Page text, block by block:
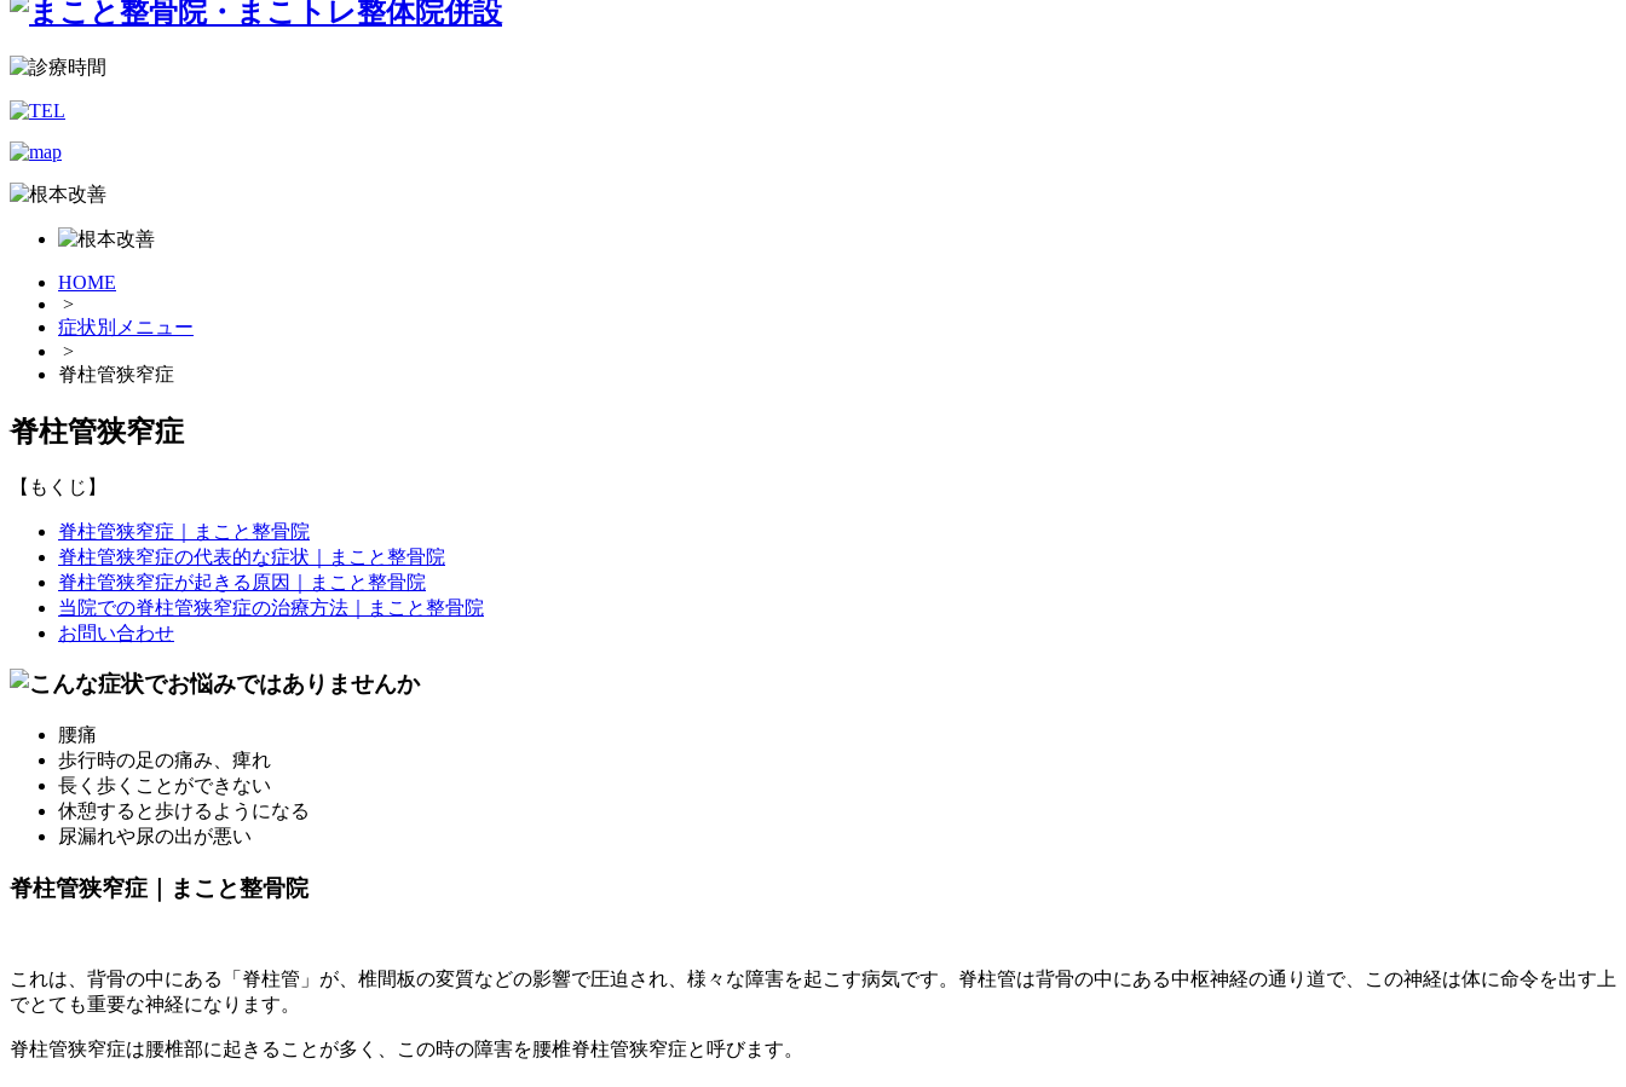
HOME
>
症状別メニュー
>
脊柱管狭窄症
脊柱管狭窄症
【もくじ】
脊柱管狭窄症｜まこと整骨院
脊柱管狭窄症の代表的な症状｜まこと整骨院
脊柱管狭窄症が起きる原因｜まこと整骨院
当院での脊柱管狭窄症の治療方法｜まこと整骨院
お問い合わせ
腰痛
歩行時の足の痛み、痺れ
長く歩くことができない
休憩すると歩けるようになる
尿漏れや尿の出が悪い
脊柱管狭窄症｜まこと整骨院
これは、背骨の中にある「脊柱管」が、椎間板の変質などの影響で圧迫され、様々な障害を起こす病気です。脊柱管は背骨の中にある中枢神経の通り道で、この神経は体に命令を出す上
でとても重要な神経になります。
脊柱管狭窄症は腰椎部に起きることが多く、この時の障害を腰椎脊柱管狭窄症と呼びます。